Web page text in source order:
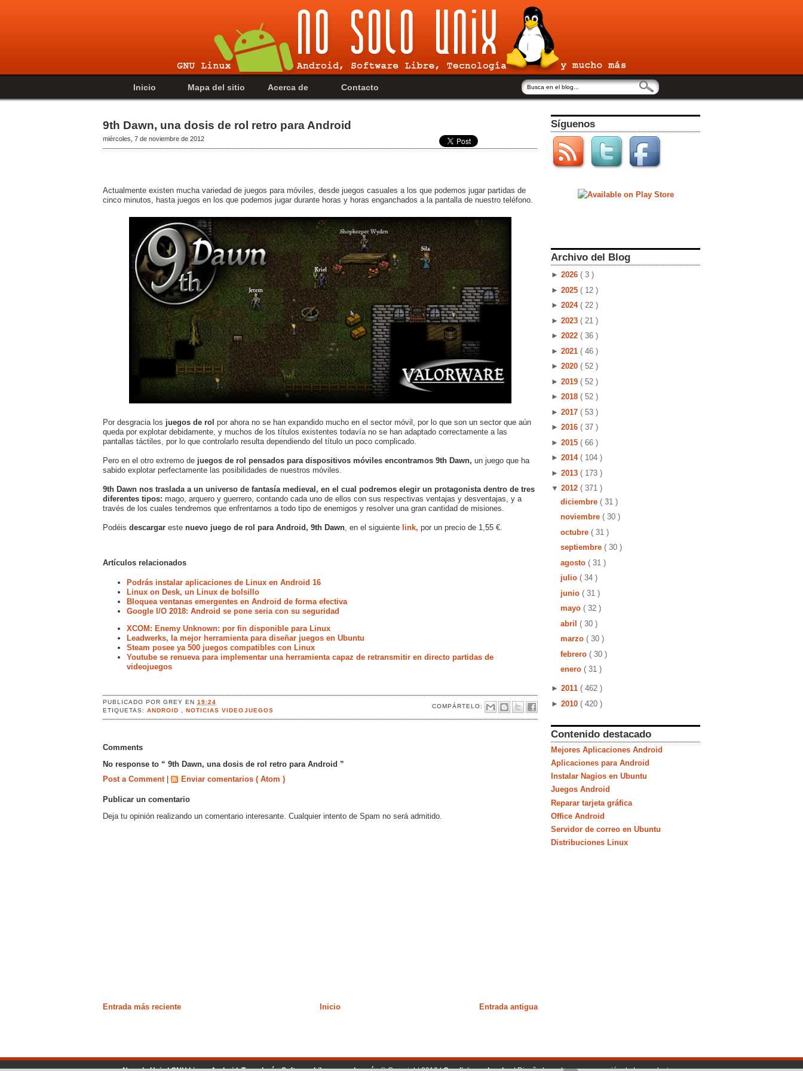
Inicio Mapa del sitio Acerca de Contacto
9th Dawn, una dosis de rol retro para Android
miércoles, 7 de noviembre de 2012
Actualmente existen mucha variedad de juegos para móviles, desde juegos casuales a los que podemos jugar partidas de
cinco minutos, hasta juegos en los que podemos jugar durante horas y horas enganchados a la pantalla de nuestro teléfono.
Por desgracia los juegos de rol por ahora no se han expandido mucho en el sector móvil, por lo que son un sector que aún
queda por explotar debidamente, y muchos de los títulos existentes todavía no se han adaptado correctamente a las
pantallas táctiles, por lo que controlarlo resulta dependiendo del título un poco complicado.
Pero en el otro extremo de juegos de rol pensados para dispositivos móviles encontramos 9th Dawn, un juego que ha
sabido explotar perfectamente las posibilidades de nuestros móviles.
9th Dawn nos traslada a un universo de fantasía medieval, en el cual podremos elegir un protagonista dentro de tres
diferentes tipos: mago, arquero y guerrero, contando cada uno de ellos con sus respectivas ventajas y desventajas, y a
través de los cuales tendremos que enfrentarnos a todo tipo de enemigos y resolver una gran cantidad de misiones.
Podéis descargar este nuevo juego de rol para Android, 9th Dawn , en el siguiente link, por un precio de 1,55 €.
Artículos relacionados
Podrás instalar aplicaciones de Linux en Android 16
Linux on Desk, un Linux de bolsillo
Bloquea ventanas emergentes en Android de forma efectiva
Google I/O 2018: Android se pone seria con su seguridad
XCOM: Enemy Unknown: por fin disponible para Linux
Leadwerks, la mejor herramienta para diseñar juegos en Ubuntu
Steam posee ya 500 juegos compatibles con Linux
Youtube se renueva para implementar una herramienta capaz de retransmitir en directo partidas de
videojuegos
PUBLICADO PORGREYEN19:24
COMPÁRTELO:
ETIQUETAS:ANDROID ,NOTICIAS VIDEOJUEGOS
Comments
No response to “ 9th Dawn, una dosis de rol retro para Android ”
Post a Comment
Enviar comentarios ( Atom )
Publicar un comentario
Deja tu opinión realizando un comentario interesante. Cualquier intento de Spam no será admitido.
Entrada más reciente Entrada antigua
Inicio
Síguenos
Archivo del Blog
► 2026 ( 3 )
► 2025 ( 12 )
► 2024 ( 22 )
► 2023 ( 21 )
► 2022 ( 36 )
► 2021 ( 46 )
► 2020 ( 52 )
► 2019 ( 52 )
► 2018 ( 52 )
► 2017 ( 53 )
► 2016 ( 37 )
► 2015 ( 66 )
► 2014 ( 104 )
► 2013 ( 173 )
▼ 2012 ( 371 )
diciembre ( 31 )
noviembre ( 30 )
octubre ( 31 )
septiembre ( 30 )
agosto ( 31 )
julio ( 34 )
junio ( 31 )
mayo ( 32 )
abril ( 30 )
marzo ( 30 )
febrero ( 30 )
enero ( 31 )
► 2011 ( 462 )
► 2010 ( 420 )
Contenido destacado
Mejores Aplicaciones Android
Aplicaciones para Android
Instalar Nagios en Ubuntu
Juegos Android
Reparar tarjeta gráfica
Office Android
Servidor de correo en Ubuntu
Distribuciones Linux